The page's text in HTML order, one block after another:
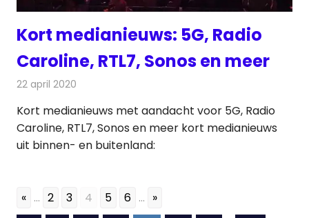
Kort medianieuws: 5G, Radio
Caroline, RTL7, Sonos en meer
22 april 2020
Kort medianieuws met aandacht voor 5G, Radio
Caroline, RTL7, Sonos en meer kort medianieuws
uit binnen- en buitenland:
« ... 2 3 4 5 6 ... »